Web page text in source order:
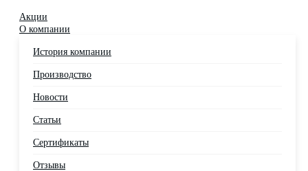
Акции
О компании
История компании
Производство
Новости
Статьи
Сертификаты
Отзывы